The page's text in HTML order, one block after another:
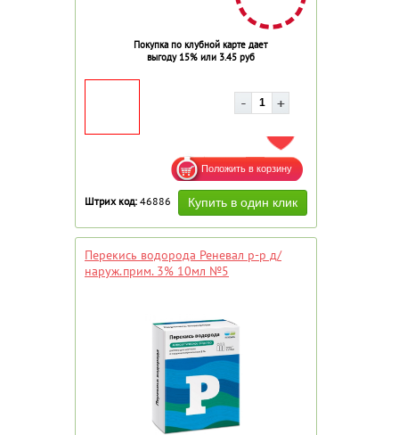
Покупка по клубной карте дает
выгоду 15% или 3.45 руб
ДОБАВИТЬ В ИЗБРАННОЕ
Штрих код: 46886
Перекись водорода Реневал р-р д/
наруж.прим. 3% 10мл №5